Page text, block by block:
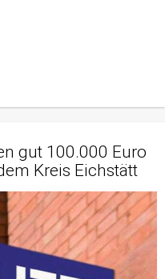
gut 100.000 Euro
Kreis Eichstätt